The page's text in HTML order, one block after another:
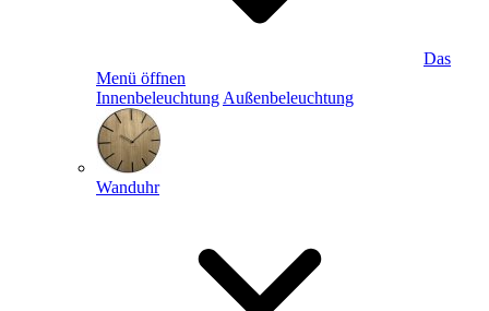
Das
Menü öffnen
Innenbeleuchtung Außenbeleuchtung
Wanduhr